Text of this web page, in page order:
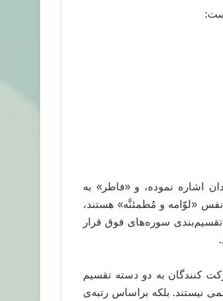
اشاره نموده، و «فاطر» به
«لوّامه و مُطمئنَّه» هستند،
سوره‌های فوق قرار
کنندگان به دو دسته تقسیم
نیستند. بلکه براساس رتبه‌ی